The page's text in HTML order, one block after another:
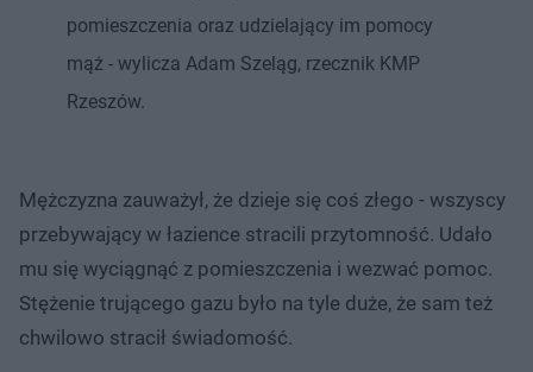
pomieszczenia oraz udzielający im pomocy
mąż - wylicza Adam Szeląg, rzecznik KMP
Rzeszów.
Mężczyzna zauważył, że dzieje się coś złego - wszyscy
przebywający w łazience stracili przytomność. Udało
mu się wyciągnąć z pomieszczenia i wezwać pomoc.
Stężenie trującego gazu było na tyle duże, że sam też
chwilowo stracił świadomość.